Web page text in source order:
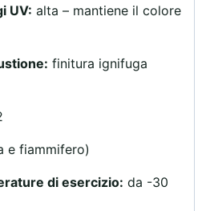
UV: alta – mantiene il colore
finitura ignifuga
e fiammifero)
di esercizio: da -30